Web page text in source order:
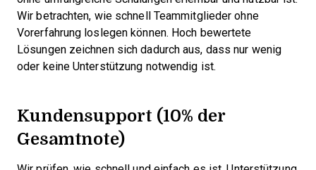
Wir betrachten, wie schnell Teammitglieder ohne
Vorerfahrung loslegen können. Hoch bewertete
Lösungen zeichnen sich dadurch aus, dass nur wenig
oder keine Unterstützung notwendig ist.
Kundensupport (10% der
Gesamtnote)